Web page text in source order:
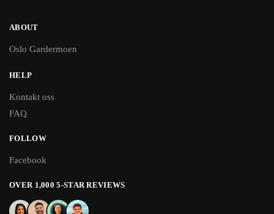
ABOUT
Oslo Gardermoen
HELP
Kontakt oss
FAQ
FOLLOW
Facebook
OVER 1,000 5-STAR REVIEWS